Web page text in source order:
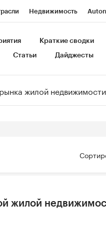
Недвижимость
Спецпроекты СПб
Краткие сводки
Статьи Дайджесты
жилой